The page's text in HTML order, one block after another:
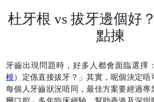
杜牙根 vs 拔牙邊個好
點揀
牙齒出現問題時，好多人都會面臨選擇
根）定係直接拔牙？」其實，呢個決定唔
每個人牙齒狀況唔同，最佳方案要經過專